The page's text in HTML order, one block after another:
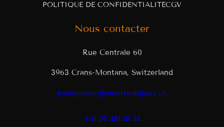
POLITIQUE DE CONFIDENTIALITÉCGV
Nous contacter
Rue Centrale 60
3963 Crans-Montana, Switzerland
psaegesser@montresbijoux.ch
+41 27 481 18 54